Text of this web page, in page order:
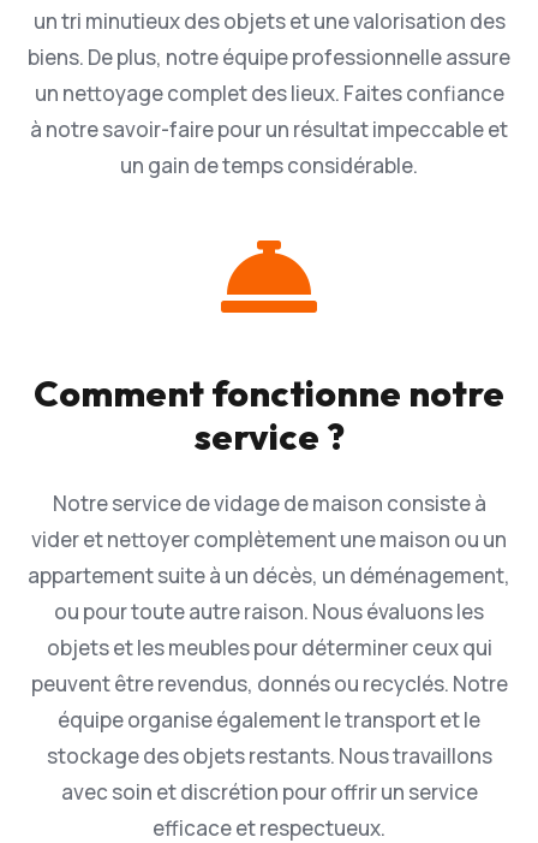
un tri minutieux des objets et une valorisation des
biens. De plus, notre équipe professionnelle assure
un nettoyage complet des lieux. Faites confiance
à notre savoir-faire pour un résultat impeccable et
un gain de temps considérable.

Comment fonctionne notre
service ?
Notre service de vidage de maison consiste à
vider et nettoyer complètement une maison ou un
appartement suite à un décès, un déménagement,
ou pour toute autre raison. Nous évaluons les
objets et les meubles pour déterminer ceux qui
peuvent être revendus, donnés ou recyclés. Notre
équipe organise également le transport et le
stockage des objets restants. Nous travaillons
avec soin et discrétion pour offrir un service
efficace et respectueux.